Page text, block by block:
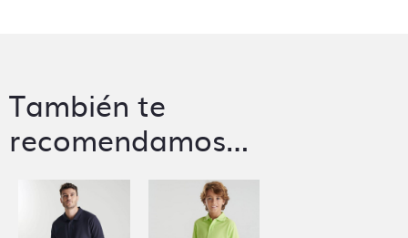
También te
recomendamos…